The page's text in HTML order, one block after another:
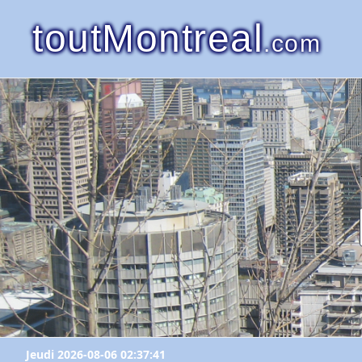
toutMontreal.com
Jeudi 2026-08-06 02:37:41